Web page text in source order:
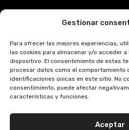
Gestionar
Para ofrecer las mejores experiencias,
las cookies para almacenar y/o acceder
dispositivo. El consentimiento de estas
procesar datos como el comportamiento
identificaciones únicas en este sitio. No
consentimiento, puede afectar
características y funciones.
Aceptar
Legal
Aviso
Política de